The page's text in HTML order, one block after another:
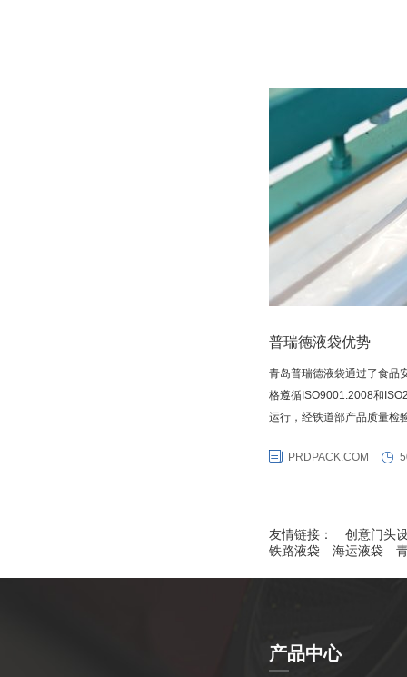
普瑞德液袋优势
青岛普瑞德液袋通过了食品
格遵循ISO9001:2008和
运行，经铁道部产品质量检
（TTCL）国际COA铁路撞
PRDPACK.COM
友情链接：
创意门头
铁路液袋
海运液袋
产品中心